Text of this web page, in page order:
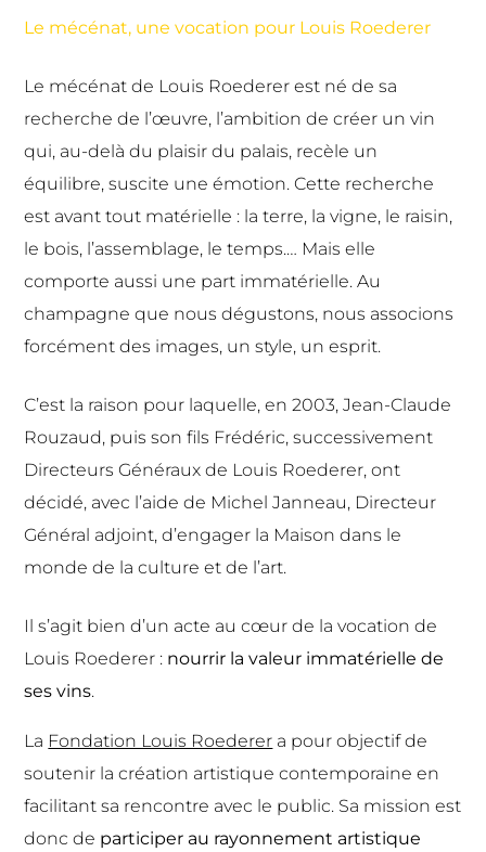
Le mécénat, une vocation pour Louis Roederer
Le mécénat de Louis Roederer est né de sa
recherche de l’œuvre, l’ambition de créer un vin
qui, au-delà du plaisir du palais, recèle un
équilibre, suscite une émotion. Cette recherche
est avant tout matérielle : la terre, la vigne, le raisin,
le bois, l’assemblage, le temps.… Mais elle
comporte aussi une part immatérielle. Au
champagne que nous dégustons, nous associons
forcément des images, un style, un esprit.
C’est la raison pour laquelle, en 2003, Jean-Claude
Rouzaud, puis son fils Frédéric, successivement
Directeurs Généraux de Louis Roederer, ont
décidé, avec l’aide de Michel Janneau, Directeur
Général adjoint, d’engager la Maison dans le
monde de la culture et de l’art.
Il s’agit bien d’un acte au cœur de la vocation de
Louis Roederer : nourrir la valeur immatérielle de
ses vins.
La Fondation Louis Roederer a pour objectif de
soutenir la création artistique contemporaine en
facilitant sa rencontre avec le public. Sa mission est
donc de participer au rayonnement artistique